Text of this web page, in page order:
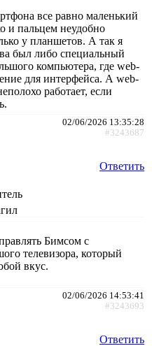
все равно маленький
и пальцем неудобно
у планшетов. А так я
был либо специальный
компьютера, где web-
для интерфейса. А web-
работает, если
02/06/2026 13:35:28
#3243687
Ответить
Бимсом с
телевизора, который
вкус.
02/06/2026 14:53:41
#3243693
Ответить